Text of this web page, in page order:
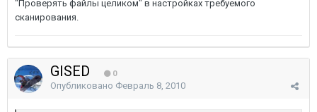
"Проверять файлы целиком" в настройках требуемого
сканирования.
GISED 0
Опубликовано Февраль 8, 2010